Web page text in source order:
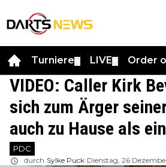
Turniere LIVE Order
VIDEO: Caller Kirk
sich zum Ärger
auch zu Hause als
PDC
durch Sylke Puck Dienstag, 26